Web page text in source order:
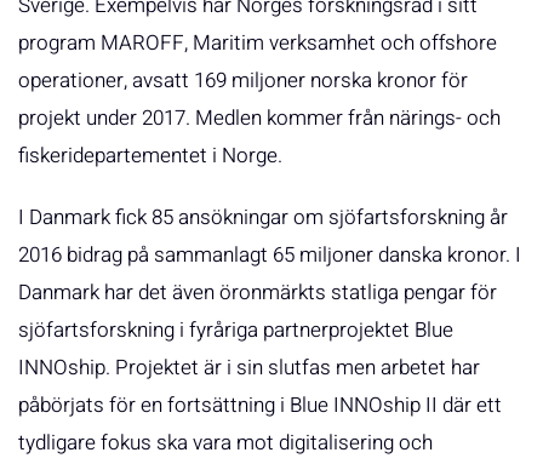
program MAROFF, Maritim verksamhet och offshore
operationer, avsatt 169 miljoner norska kronor för
projekt under 2017. Medlen kommer från närings- och
fiskeridepartementet i Norge.
I Danmark fick 85 ansökningar om sjöfartsforskning år
2016 bidrag på sammanlagt 65 miljoner danska kronor. I
Danmark har det även öronmärkts statliga pengar för
sjöfartsforskning i fyråriga partnerprojektet Blue
INNOship. Projektet är i sin slutfas men arbetet har
påbörjats för en fortsättning i Blue INNOship II där ett
tydligare fokus ska vara mot digitalisering och